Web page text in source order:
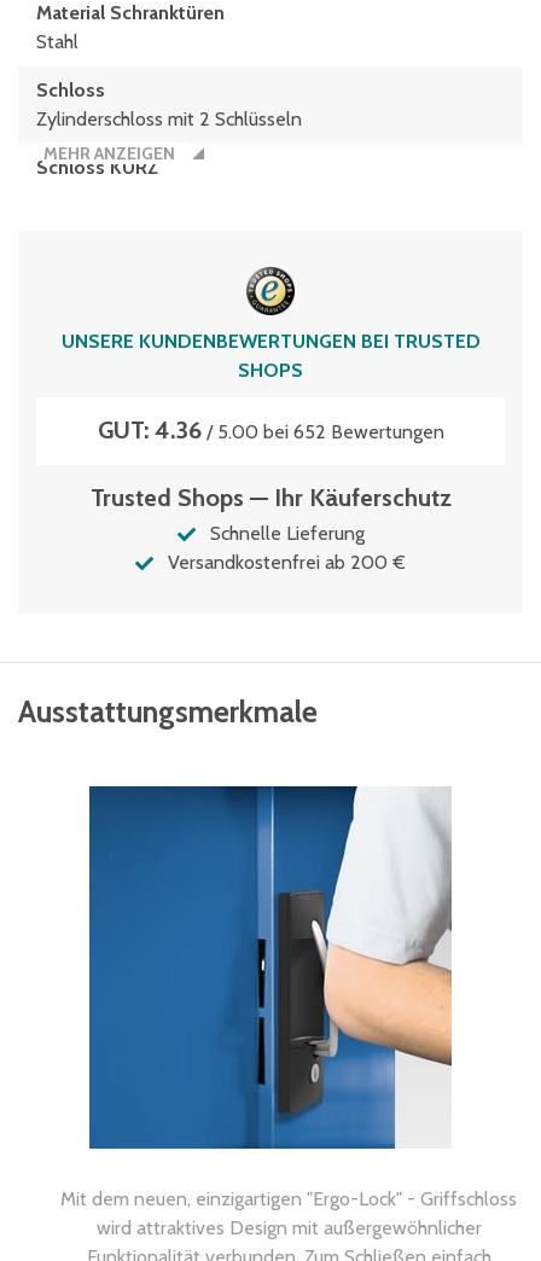
Material Schranktüren
Stahl
Schloss
Zylinderschloss mit 2 Schlüsseln
Schloss KURZ
3-Riegel-Verschluss
TÜV Thüringen
MEHR ANZEIGEN
UNSERE KUNDENBEWERTUNGEN BEI TRUSTED
SHOPS
GUT: 4.36/ 5.00 bei 652 Bewertungen
Trusted Shops — Ihr Käuferschutz
Schnelle Lieferung
Versandkostenfrei ab 200 €
Ausstattungsmerkmale
Mit dem neuen, einzigartigen "Ergo-Lock" - Griffschloss
wird attraktives Design mit außergewöhnlicher